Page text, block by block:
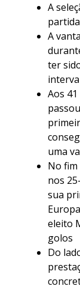
A
A
ter
Aos
uma
No
nos
sua
eleito
golos
Do